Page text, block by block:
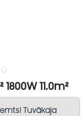
11.0m²
Tuvākaja